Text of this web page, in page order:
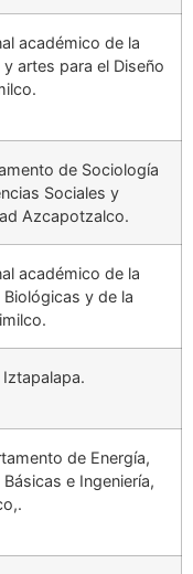
académico de la
artes para el Diseño
de Sociología
Sociales y
Azcapotzalco.
académico de la
y de la
de Energía,
e Ingeniería,